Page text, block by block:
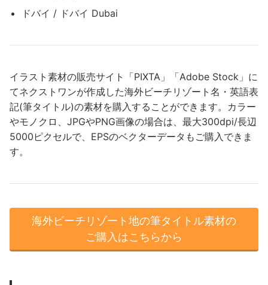
ドバイ / ドバイ Dubai
イラスト素材の販売サイト「PIXTA」「Adobe Stock」に
てネクストワンが作成した海外ビーチリゾート名・英語表
記(筆タイトル)の素材を購入することができます。カラー
やモノクロ、JPGやPNG画像の場合は、最大300dpi/長辺
5000ピクセルで、EPSのベクターデータもご購入できま
す。
海外ビーチリゾート地の筆タイトル素材の
ご購入はこちらから